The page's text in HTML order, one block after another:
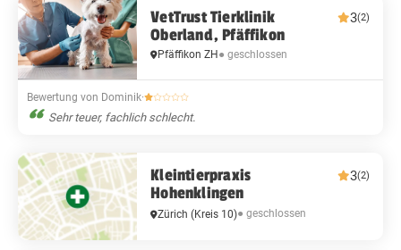
VetTrust Tierklinik
Oberland, Pfäffikon
3(2)
Pfäffikon ZH● geschlossen
Bewertung von Dominik·
Sehr teuer, fachlich schlecht.
Kleintierpraxis
Hohenklingen
3(2)
Zürich(Kreis 10)● geschlossen